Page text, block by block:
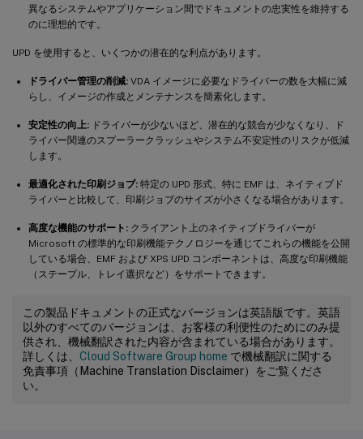
異なるシステムやアプリケーション間でドキュメントの忠実性を維持する
のに理想的です。
UPD を使用すると、いくつかの潜在的な利点があります。
ドライバー管理の削減: VDA イメージに必要なドライバーの数を大幅に減
らし、イメージの作成とメンテナンスを簡素化します。
安定性の向上: ドライバーが少ないほど、潜在的な競合が少なくなり、ド
ライバー関連のスプーラークラッシュやシステム不安定性のリスクが低減
します。
最適化された印刷ジョブ: 特定の UPD 形式、特に EMF は、ネイティブド
ライバーと比較して、印刷ジョブのサイズが小さくなる場合があります。
高度な機能のサポート: クライアント上のネイティブドライバーが
Microsoft の標準的な印刷機能テクノロジーを通じてこれらの機能を公開
している場合、EMF および XPS UPD コンポーネントは、高度な印刷機能
（ステープル、トレイ選択など）をサポートできます。
この製品ドキュメントの正式なバージョンは英語版です。英語
以外のすべてのバージョンは、お客様の利便性のためにのみ提
供され、機械翻訳された内容が含まれている場合があります。
詳しくは、 Cloud Software Group home で機械翻訳に関する
免責事項（Machine Translation Disclaimer）をご覧くださ
い。